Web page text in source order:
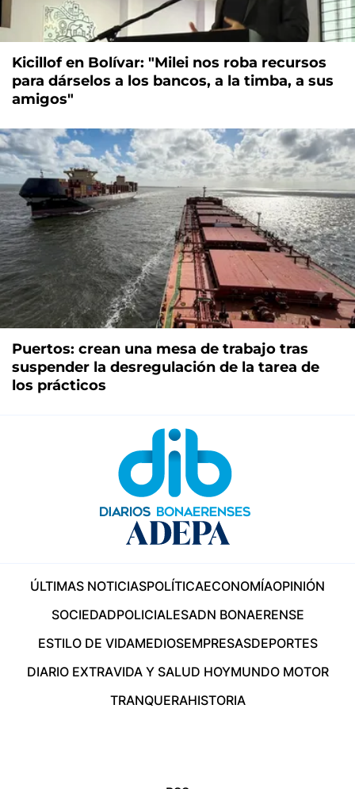
Kicillof en Bolívar: "Milei nos roba recursos
para dárselos a los bancos, a la timba, a sus
amigos"
Puertos: crean una mesa de trabajo tras
suspender la desregulación de la tarea de
los prácticos
ÚLTIMAS NOTICIASPOLÍTICAECONOMÍAOPINIÓN
SOCIEDADPOLICIALESADN BONAERENSE
ESTILO DE VIDAMEDIOSEMPRESASDEPORTES
DIARIO EXTRAVIDA Y SALUD HOYMUNDO MOTOR
TRANQUERAHISTORIA